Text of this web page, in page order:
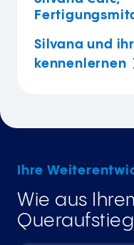
Silvana und
kennenlernen
Ihre
Wie aus